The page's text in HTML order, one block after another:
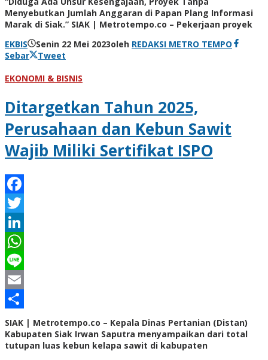
Menyebutkan Jumlah Anggaran di Papan Plang Informasi
Marak di Siak.” SIAK | Metrotempo.co – Pekerjaan proyek
EKBIS
Senin 22 Mei 2023oleh REDAKSI METRO TEMPO
Sebar
Tweet
EKONOMI & BISNIS
Ditargetkan Tahun 2025,
Perusahaan dan Kebun Sawit
Wajib Miliki Sertifikat ISPO
Facebook
Twitter
LinkedIn
WhatsApp
Line
Email
Share
SIAK | Metrotempo.co – Kepala Dinas Pertanian (Distan)
Kabupaten Siak Irwan Saputra menyampaikan dari total
tutupan luas kebun kelapa sawit di kabupaten